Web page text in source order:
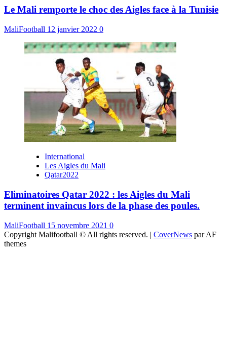
Le Mali remporte le choc des Aigles face à la Tunisie
MaliFootball 12 janvier 2022 0
International
Les Aigles du Mali
Qatar2022
Eliminatoires Qatar 2022 : les Aigles du Mali
terminent invaincus lors de la phase des poules.
MaliFootball 15 novembre 2021 0
Copyright Malifootball © All rights reserved. | CoverNews par AF
themes